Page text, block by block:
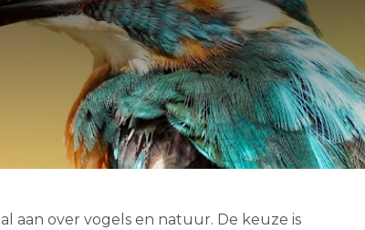
aan over vogels en natuur. De keuze is